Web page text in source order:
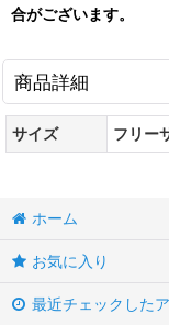
合がございます。
商品詳細
サイズ フリー
ホーム
お気に入り
最近チェックした